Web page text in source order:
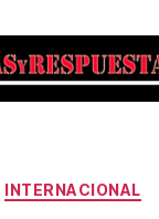
Categorías
INTERNACIONAL